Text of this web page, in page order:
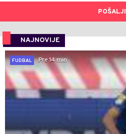
POŠALJI
NAJNOVIJE
FUDBAL
Pre 14 min